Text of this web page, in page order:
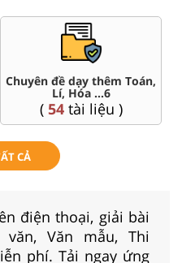
Trắc nghiệm đúng sai 6
(26tài liệu )
CẢ
điện thoại, giải bài
văn, Văn mẫu, Thi
phí. Tải ngay ứng